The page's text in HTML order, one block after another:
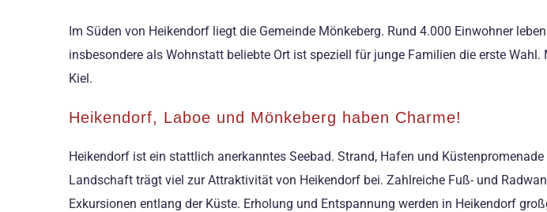
Im Süden von Heikendorf liegt die Gemeinde Mönkeberg. Rund 4.000 Einwohner
insbesondere als Wohnstatt beliebte Ort ist speziell für junge Familien die erste
Kiel.
Heikendorf, Laboe und Mönkeberg haben Charme!
Heikendorf ist ein stattlich anerkanntes Seebad. Strand, Hafen und
Landschaft trägt viel zur Attraktivität von Heikendorf bei. Zahlreiche Fuß- und
Exkursionen entlang der Küste. Erholung und Entspannung werden in Heikendorf